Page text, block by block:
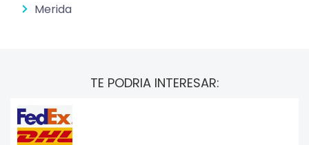
Merida
TE PODRIA INTERESAR: